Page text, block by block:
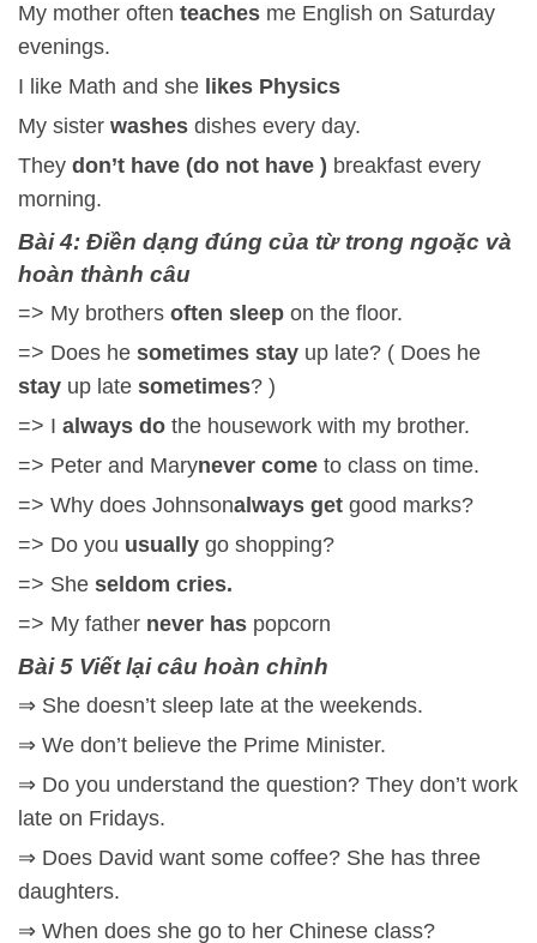
My mother often teaches me English on Saturday
evenings.
I like Math and she likes Physics
My sister washes dishes every day.
They don’t have (do not have ) breakfast every
morning.
Bài 4: Điền dạng đúng của từ trong ngoặc và
hoàn thành câu
=> My brothers often sleep on the floor.
=> Does he sometimes stay up late? ( Does he
stay up late sometimes? )
=> I always do the housework with my brother.
=> Peter and Marynever come to class on time.
=> Why does Johnsonalways get good marks?
=> Do you usually go shopping?
=> She seldom cries.
=> My father never has popcorn
Bài 5 Viết lại câu hoàn chỉnh
⇒ She doesn’t sleep late at the weekends.
⇒ We don’t believe the Prime Minister.
⇒ Do you understand the question? They don’t work
late on Fridays.
⇒ Does David want some coffee? She has three
daughters.
⇒ When does she go to her Chinese class?